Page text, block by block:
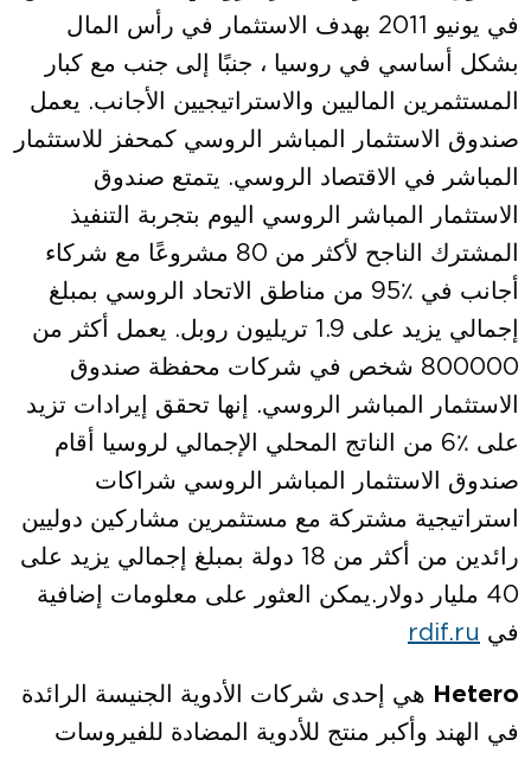
في يونيو 2011 بهدف الاستثمار في رأس المال
بشكل أساسي في روسيا ، جنبًا إلى جنب مع كبار
المستثمرين الماليين والاستراتيجيين الأجانب. يعمل
صندوق الاستثمار المباشر الروسي كمحفز للاستثمار
المباشر في الاقتصاد الروسي. يتمتع صندوق
الاستثمار المباشر الروسي اليوم بتجربة التنفيذ
المشترك الناجح لأكثر من 80 مشروعًا مع شركاء
أجانب في ٪95 من مناطق الاتحاد الروسي بمبلغ
إجمالي يزيد على 1.9 تريليون روبل. يعمل أكثر من
800000 شخص في شركات محفظة صندوق
الاستثمار المباشر الروسي. إنها تحقق إيرادات تزيد
على ٪6 من الناتج المحلي الإجمالي لروسيا أقام
صندوق الاستثمار المباشر الروسي شراكات
استراتيجية مشتركة مع مستثمرين مشاركين دوليين
رائدين من أكثر من 18 دولة بمبلغ إجمالي يزيد على
40 مليار دولار.يمكن العثور على معلومات إضافية
في rdif.ru
Hetero
هي إحدى شركات الأدوية الجنيسة الرائدة
في الهند وأكبر منتج للأدوية المضادة للفيروسات